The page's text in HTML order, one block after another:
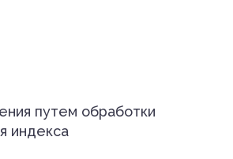
путем обработки
индекса